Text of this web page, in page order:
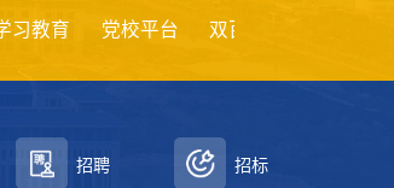
党校平台 双百行动
招聘 招标